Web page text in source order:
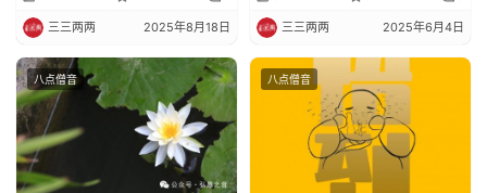
巡
礼
视
频
纪
三三两两 2025年8月18日 三三两两 2025年6月4日
八点僧音 八点僧音